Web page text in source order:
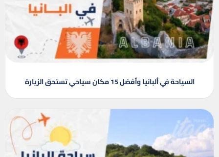
السياحة في ألبانيا وأفضل 15 مكان سياحي تستحق الزيارة